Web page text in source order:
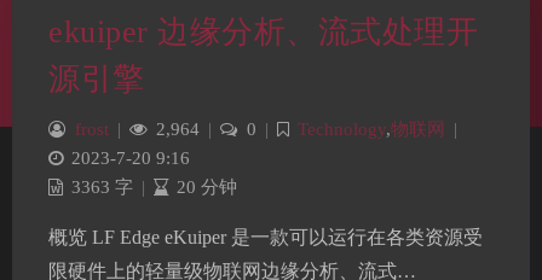
夜间模式
ekuiper 边缘分析、流式处理开
源引擎
frost | 2,964 | 0 | Technology,物联网
|
2023-7-20 9:16
3363 字 | 20 分钟
概览 LF Edge eKuiper 是一款可以运行在各类资源受
限硬件上的轻量级物联网边缘分析、流式…